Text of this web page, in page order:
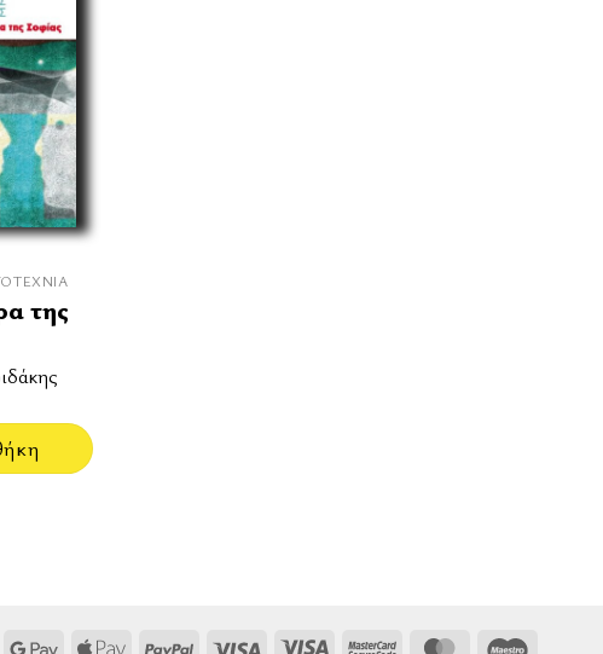
της
Google Apple PayPal Visa Visa MasterCardMasterCard